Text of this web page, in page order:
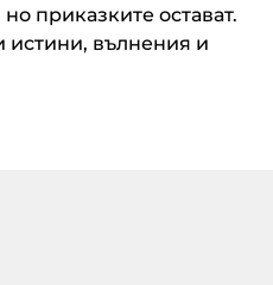
приказките остават.
истини, вълнения и